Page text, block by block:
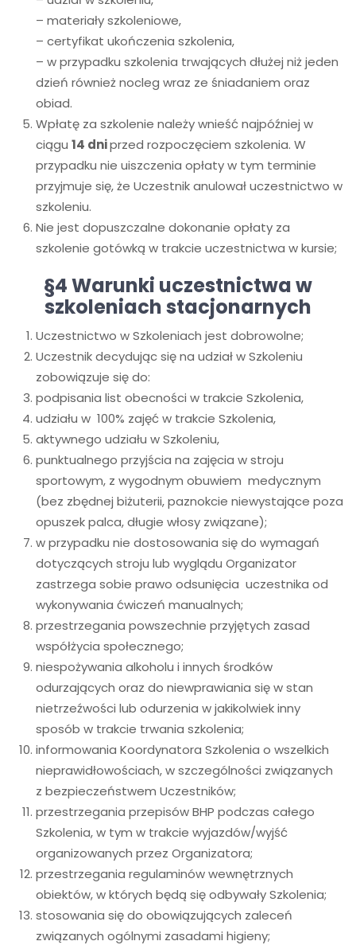
– materiały szkoleniowe,
– certyfikat ukończenia szkolenia,
– w przypadku szkolenia trwających dłużej niż jeden
dzień również nocleg wraz ze śniadaniem oraz
obiad.
Wpłatę za szkolenie należy wnieść najpóźniej w
ciągu 14 dniprzed rozpoczęciem szkolenia. W
przypadku nie uiszczenia opłaty w tym terminie
przyjmuje się, że Uczestnik anulował uczestnictwo w
szkoleniu.
Nie jest dopuszczalne dokonanie opłaty za
szkolenie gotówką w trakcie uczestnictwa w kursie;
§4 Warunki uczestnictwa w
szkoleniach stacjonarnych
Uczestnictwo w Szkoleniach jest dobrowolne;
Uczestnik decydując się na udział w Szkoleniu
zobowiązuje się do:
podpisania list obecności w trakcie Szkolenia,
udziału w 100% zajęć w trakcie Szkolenia,
aktywnego udziału w Szkoleniu,
punktualnego przyjścia na zajęcia w stroju
sportowym, z wygodnym obuwiem medycznym
(bez zbędnej biżuterii, paznokcie niewystające poza
opuszek palca, długie włosy związane);
w przypadku nie dostosowania się do wymagań
dotyczących stroju lub wyglądu Organizator
zastrzega sobie prawo odsunięcia uczestnika od
wykonywania ćwiczeń manualnych;
przestrzegania powszechnie przyjętych zasad
współżycia społecznego;
niespożywania alkoholu i innych środków
odurzających oraz do niewprawiania się w stan
nietrzeźwości lub odurzenia w jakikolwiek inny
sposób w trakcie trwania szkolenia;
informowania Koordynatora Szkolenia o wszelkich
nieprawidłowościach, w szczególności związanych
z bezpieczeństwem Uczestników;
przestrzegania przepisów BHP podczas całego
Szkolenia, w tym w trakcie wyjazdów/wyjść
organizowanych przez Organizatora;
przestrzegania regulaminów wewnętrznych
obiektów, w których będą się odbywały Szkolenia;
stosowania się do obowiązujących zaleceń
związanych ogólnymi zasadami higieny;